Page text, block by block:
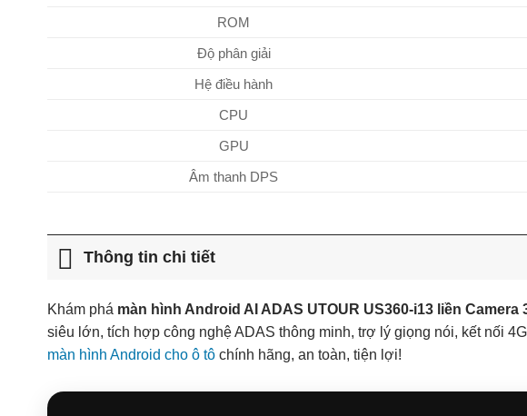
ROM
Độ phân giải
Hệ điều hành
CPU
GPU
Âm thanh DPS
Thông tin chi tiết
Khám phá màn hình Android AI ADAS UTOUR US360-i13 liền Camera
siêu lớn, tích hợp công nghệ ADAS thông minh, trợ lý giọng nói, kết nối
màn hình Android cho ô tô chính hãng, an toàn, tiện lợi!